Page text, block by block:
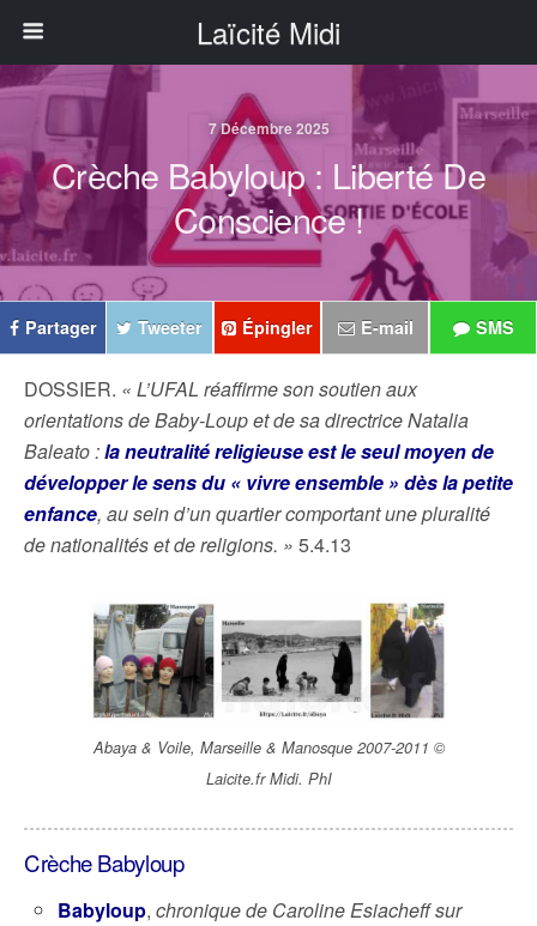
Laïcité Midi
7 Décembre 2025
Crèche Babyloup : Liberté De
Conscience !
Partager Tweeter Épingler E-mail SMS
DOSSIER. « L’UFAL réaffirme son soutien aux
orientations de Baby-Loup et de sa directrice Natalia
Baleato :la neutralité religieuse est le seul moyen de
développer le sens du « vivre ensemble » dès la petite
enfance, au sein d’un quartier comportant une pluralité
de nationalités et de religions. » 5.4.13
Abaya & Voile, Marseille & Manosque 2007-2011 ©
Laicite.fr Midi. PhI
Crèche Babyloup
Babyloup,chronique de Caroline Esiacheff sur